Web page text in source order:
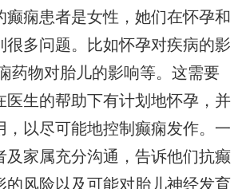
癫痫患者是女性，她们在怀孕和
很多问题。比如怀孕对疾病的影
药物对胎儿的影响等。这需要
医生的帮助下有计划地怀孕，并
，以尽可能地控制癫痫发作。一
及家属充分沟通，告诉他们抗癫
的风险以及可能对胎儿神经发育